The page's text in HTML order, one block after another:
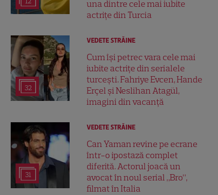
una dintre cele mai iubite
actrițe din Turcia
32
VEDETE STRĂINE
Cum își petrec vara cele mai
iubite actrițe din serialele
turcești. Fahriye Evcen, Hande
Erçel și Neslihan Atagül,
imagini din vacanță
31
VEDETE STRĂINE
Can Yaman revine pe ecrane
într-o ipostază complet
diferită. Actorul joacă un
avocat în noul serial „Bro”,
filmat în Italia